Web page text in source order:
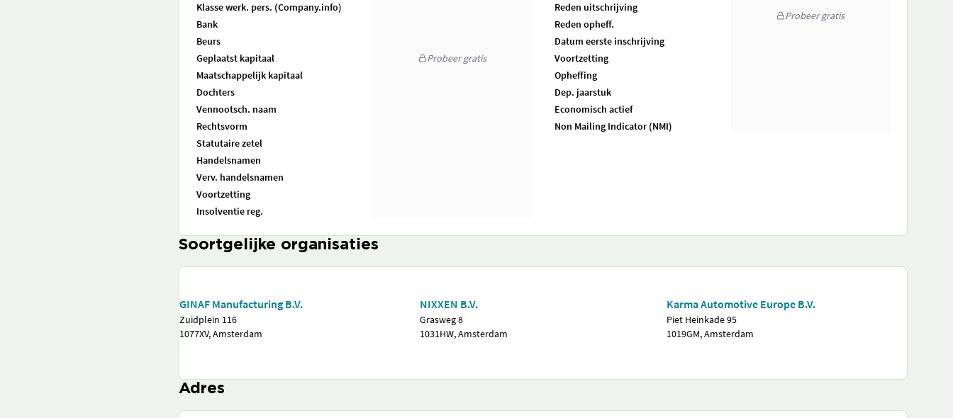
Klasse werk. pers. (Company.info)
Bank
Beurs
Geplaatst kapitaal
Maatschappelijk kapitaal
Dochters
Vennootsch. naam
Rechtsvorm
Statutaire zetel
Handelsnamen
Verv. handelsnamen
Voortzetting
Insolventie reg.
Probeer gratis
Reden uitschrijving
Reden opheff.
Datum eerste inschrijving
Voortzetting
Opheffing
Dep. jaarstuk
Economisch actief
Non Mailing Indicator (NMI)
Probeer gratis
Soortgelijke organisaties
GINAF Manufacturing B.V.
Zuidplein 116
1077XV, Amsterdam
NIXXEN B.V.
Grasweg 8
1031HW, Amsterdam
Karma Automotive Europe B.V.
Piet Heinkade 95
1019GM, Amsterdam
Adres